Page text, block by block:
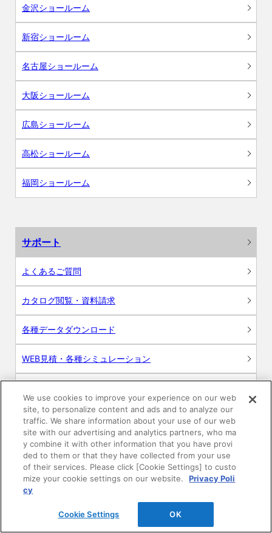
金沢ショールーム
新宿ショールーム
名古屋ショールーム
大阪ショールーム
広島ショールーム
高松ショールーム
福岡ショールーム
サポート
よくあるご質問
カタログ閲覧・資料請求
各種データダウンロード
WEB見積・各種シミュレーション
修理・点検
お問い合わせ
ログイン
建築・設計関係者様向けサイト
ユーザー登録サービス
We use cookies to improve your experience on our web
site, to personalize content and ads and to analyze our
traffic. We share information about your use of our web
site with our advertising and analytics partners, who ma
y combine it with other information that you have provi
ded to them or that they have collected from your use
of their services. Please click [Cookie Settings] to custo
mize your cookie settings on our website.
Privacy Poli
cy
Cookie Settings OK